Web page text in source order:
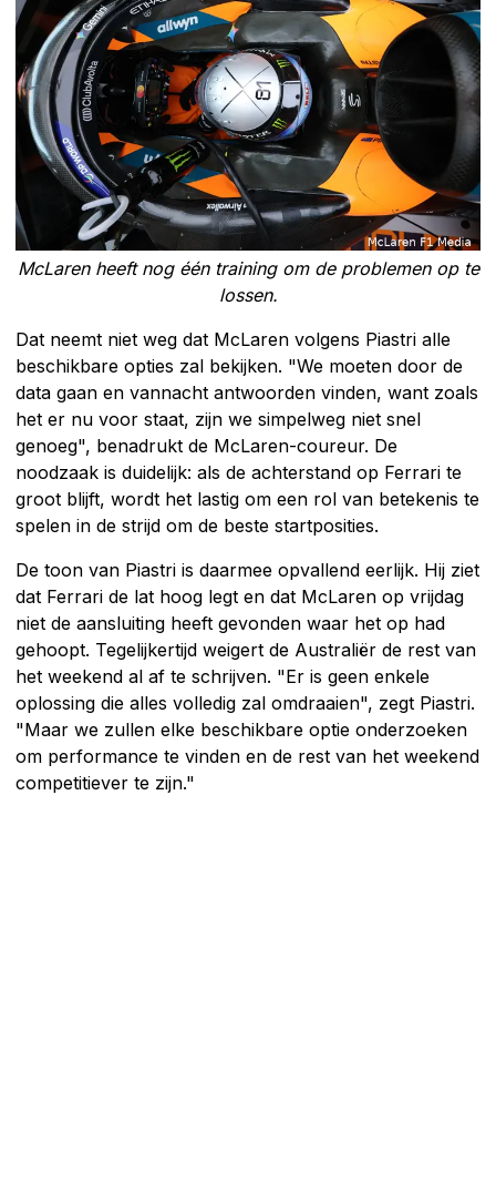
McLaren heeft nog één training om de problemen op te
lossen.
Dat neemt niet weg dat McLaren volgens Piastri alle
beschikbare opties zal bekijken. "We moeten door de
data gaan en vannacht antwoorden vinden, want zoals
het er nu voor staat, zijn we simpelweg niet snel
genoeg", benadrukt de McLaren-coureur. De
noodzaak is duidelijk: als de achterstand op Ferrari te
groot blijft, wordt het lastig om een rol van betekenis te
spelen in de strijd om de beste startposities.
De toon van Piastri is daarmee opvallend eerlijk. Hij ziet
dat Ferrari de lat hoog legt en dat McLaren op vrijdag
niet de aansluiting heeft gevonden waar het op had
gehoopt. Tegelijkertijd weigert de Australiër de rest van
het weekend al af te schrijven. "Er is geen enkele
oplossing die alles volledig zal omdraaien", zegt Piastri.
"Maar we zullen elke beschikbare optie onderzoeken
om performance te vinden en de rest van het weekend
competitiever te zijn."